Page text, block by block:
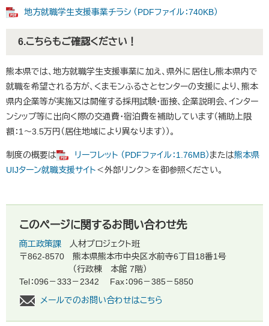
地方就職学生支援事業チラシ （PDFファイル：740KB）
6.こちらもご確認ください！
熊本県では、地方就職学生支援事業に加え、県外に居住し熊本県内で
就職を希望される方が、くまモンふるさとセンターの支援により、熊本
県内企業等が実施又は開催する採用試験・面接、企業説明会、インター
ンシップ等に出向く際の交通費・宿泊費を補助しています（補助上限
額：1～3.5万円（居住地域により異なります））。
制度の概要は リーフレット （PDFファイル：1.76MB）または熊本県
UIJターン就職支援サイト＜外部リンク＞を御参照ください。
このページに関するお問い合わせ先
商工政策課
人材プロジェクト班
〒862-8570
熊本県熊本市中央区水前寺6丁目18番1号
（行政棟 本館 7階）
Tel：096－333－2342
Fax：096－385－5850
メールでのお問い合わせはこちら